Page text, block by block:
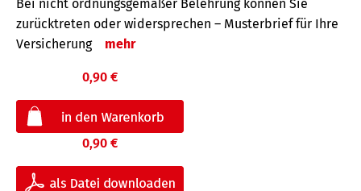
Bei nicht ordnungsgemäßer Belehrung können Sie
zurücktreten oder widersprechen – Musterbrief für Ihre
Versicherung
mehr
0,90 €
0,90 €